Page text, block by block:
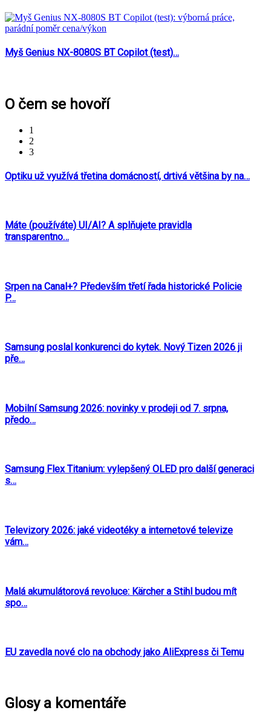
Myš Genius NX-8080S BT Copilot (test)…
O čem se hovoří
1
2
3
Optiku už využívá třetina domácností, drtivá většina by na…
Máte (používáte) UI/AI? A splňujete pravidla
transparentno…
Srpen na Canal+? Především třetí řada historické Policie
P…
Samsung poslal konkurenci do kytek. Nový Tizen 2026 ji
pře…
Mobilní Samsung 2026: novinky v prodeji od 7. srpna,
předo…
Samsung Flex Titanium: vylepšený OLED pro další generaci
s…
Televizory 2026: jaké videotéky a internetové televize
vám…
Malá akumulátorová revoluce: Kärcher a Stihl budou mít
spo…
EU zavedla nové clo na obchody jako AliExpress či Temu
Glosy a komentáře